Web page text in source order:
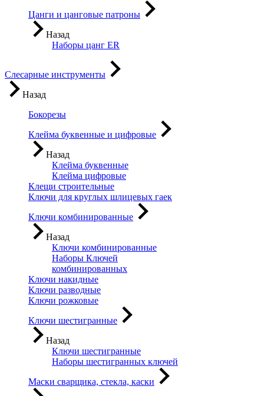
Цанги и цанговые патроны
Назад
Наборы цанг ER
Слесарные инструменты
Назад
Бокорезы
Клейма буквенные и цифровые
Назад
Клейма буквенные
Клейма цифровые
Клещи строительные
Ключи для круглых шлицевых гаек
Ключи комбинированные
Назад
Ключи комбинированные
Наборы Ключей
комбинированных
Ключи накидные
Ключи разводные
Ключи рожковые
Ключи шестигранные
Назад
Ключи шестигранные
Наборы шестигранных ключей
Маски сварщика, стекла, каски